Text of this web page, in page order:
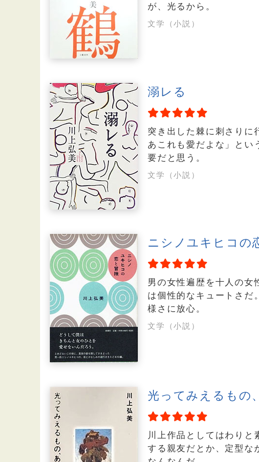
が、光るから。
文学（小説）
溺レる
突き出した棘に刺さりに
あこれも愛だよな」とい
要だと思う。
文学（小説）
ニシノユキヒコの
男の女性遍歴を十人の女
は個性的なキュートさだ
様さに放心。
文学（小説）
光ってみえるもの
川上作品としてはわりと
する親友だとか、定型な